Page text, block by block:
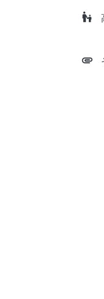
escalator_warning
attachment